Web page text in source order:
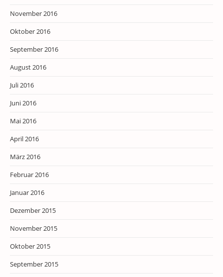
November 2016
Oktober 2016
September 2016
August 2016
Juli 2016
Juni 2016
Mai 2016
April 2016
März 2016
Februar 2016
Januar 2016
Dezember 2015
November 2015
Oktober 2015
September 2015